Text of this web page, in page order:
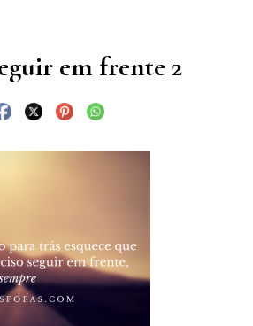
em frente 2